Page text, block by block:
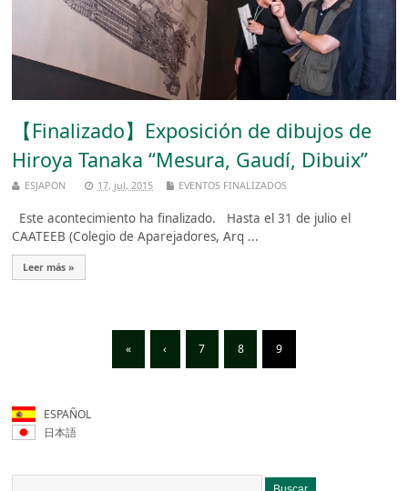
【Finalizado】Exposición de dibujos de
Hiroya Tanaka “Mesura, Gaudí, Dibuix”
ESJAPON 17, jul, 2015 EVENTOS FINALIZADOS
Este acontecimiento ha finalizado. Hasta el 31 de julio el
CAATEEB (Colegio de Aparejadores, Arq ...
Leer más »
« ‹ 7 8 9
ESPAÑOL
日本語